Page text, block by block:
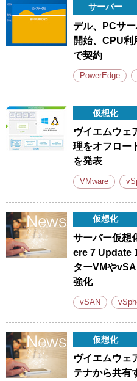
サーバー
デル、PCサ
開始、CPU利
で契約
PowerEdge
仮想化
ヴイエムウェ
理をオフロー
を発表
VMware
仮想化
サーバー仮想
ere 7 Update
ターVMや
強化
vSAN
仮想化
ヴイエムウェ
テナから共有